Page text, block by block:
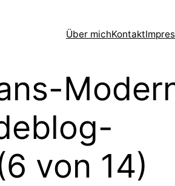
Über michKontakt
von 14)